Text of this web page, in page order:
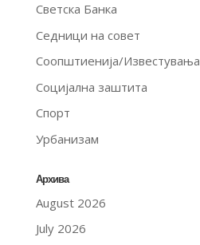
Светска Банка
Седници на совет
Соопштиенија/Известувања
Социјална заштита
Спорт
Урбанизам
Архива
August 2026
July 2026